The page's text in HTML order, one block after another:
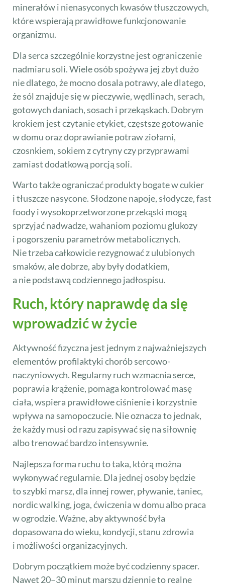
minerałów i nienasyconych kwasów tłuszczowych,
które wspierają prawidłowe funkcjonowanie
organizmu.
Dla serca szczególnie korzystne jest ograniczenie
nadmiaru soli. Wiele osób spożywa jej zbyt dużo
nie dlatego, że mocno dosala potrawy, ale dlatego,
że sól znajduje się w pieczywie, wędlinach, serach,
gotowych daniach, sosach i przekąskach. Dobrym
krokiem jest czytanie etykiet, częstsze gotowanie
w domu oraz doprawianie potraw ziołami,
czosnkiem, sokiem z cytryny czy przyprawami
zamiast dodatkową porcją soli.
Warto także ograniczać produkty bogate w cukier
i tłuszcze nasycone. Słodzone napoje, słodycze, fast
foody i wysokoprzetworzone przekąski mogą
sprzyjać nadwadze, wahaniom poziomu glukozy
i pogorszeniu parametrów metabolicznych.
Nie trzeba całkowicie rezygnować z ulubionych
smaków, ale dobrze, aby były dodatkiem,
a nie podstawą codziennego jadłospisu.
Ruch, który naprawdę da się
wprowadzić w życie
Aktywność fizyczna jest jednym z najważniejszych
elementów profilaktyki chorób sercowo-
naczyniowych. Regularny ruch wzmacnia serce,
poprawia krążenie, pomaga kontrolować masę
ciała, wspiera prawidłowe ciśnienie i korzystnie
wpływa na samopoczucie. Nie oznacza to jednak,
że każdy musi od razu zapisywać się na siłownię
albo trenować bardzo intensywnie.
Najlepsza forma ruchu to taka, którą można
wykonywać regularnie. Dla jednej osoby będzie
to szybki marsz, dla innej rower, pływanie, taniec,
nordic walking, joga, ćwiczenia w domu albo praca
w ogrodzie. Ważne, aby aktywność była
dopasowana do wieku, kondycji, stanu zdrowia
i możliwości organizacyjnych.
Dobrym początkiem może być codzienny spacer.
Nawet 20–30 minut marszu dziennie to realne